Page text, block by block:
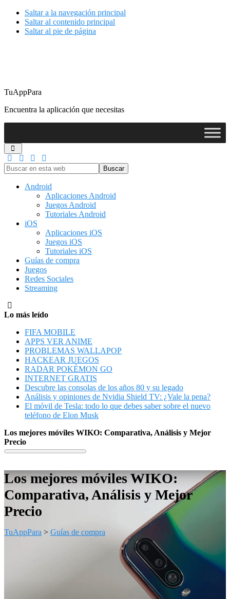
Saltar a la navegación principal
Saltar al contenido principal
Saltar al pie de página
TuAppPara
Encuentra la aplicación que necesitas
Buscar
en
Android
Aplicaciones Android
Juegos Android
Tutoriales Android
iOS
Aplicaciones iOS
Juegos iOS
Tutoriales iOS
Guías de compra
Juegos
Redes Sociales
Streaming
Lo más leído
FIFA MOBILE
APPS VER ANIME
PROBLEMAS WALLAPOP
HACKEAR JUEGOS
RADAR POKÉMON GO
INTERNET GRATIS
Descubre las consolas de los años 80 y su legado
Análisis y opiniones de Nvidia Shield TV: ¿Vale la pena?
El móvil de Tesla: todo lo que debes saber sobre el nuevo
teléfono de Elon Musk
Los mejores móviles WIKO: Comparativa, Análisis y Mejor
Precio
Los mejores móviles WIKO:
Comparativa, Análisis y Mejor
Precio
TuAppPara > Guías de compra